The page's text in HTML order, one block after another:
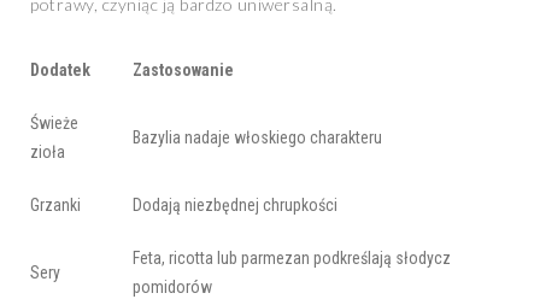
potrawy, czyniąc ją bardzo uniwersalną.
Dodatek Zastosowanie
Świeże
zioła
Bazylia nadaje włoskiego charakteru
Grzanki Dodają niezbędnej chrupkości
Sery
Feta, ricotta lub parmezan podkreślają słodycz
pomidorów